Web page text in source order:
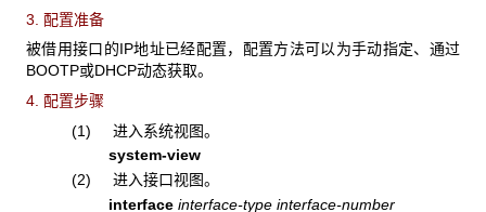
3. 配置准备
被借用接口的IP地址已经配置，配置方法可以为手动指定、通过
BOOTP或DHCP动态获取。
4. 配置步骤
(1) 进入系统视图。
system-view
(2) 进入接口视图。
interfaceinterface-type interface-number